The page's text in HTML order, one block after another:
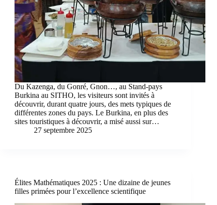
Du Kazenga, du Gonré, Gnon…, au Stand-pays
Burkina au SITHO, les visiteurs sont invités à
découvrir, durant quatre jours, des mets typiques de
différentes zones du pays. Le Burkina, en plus des
sites touristiques à découvrir, a misé aussi sur…
27 septembre 2025
Élites Mathématiques 2025 : Une dizaine de jeunes
filles primées pour l’excellence scientifique